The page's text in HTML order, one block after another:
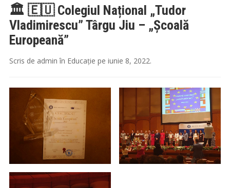
🏛 🇪🇺 Colegiul Național „Tudor
Vladimirescu” Târgu Jiu – „Școală
Europeană”
Scris de admin în Educație pe iunie 8, 2022.